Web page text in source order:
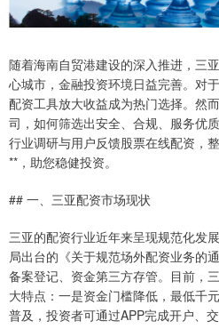
随着海南自贸港建设的深入推进，三
心城市，金融投资环境日益完善。对
配资工具放大收益成为热门选择。然
司，如何筛选出安全、合规、服务优
行业调研与用户反馈股票在线配资，
**，助您稳健投资。
## 一、三亚配资市场现状
三亚的配资行业近年来呈现规范化发
局出台的《关于规范场外配资业务的
备案登记、资金第三方存管。目前，
大特点：一是资金门槛降低，最低千
普及，投资者可通过APP完成开户、